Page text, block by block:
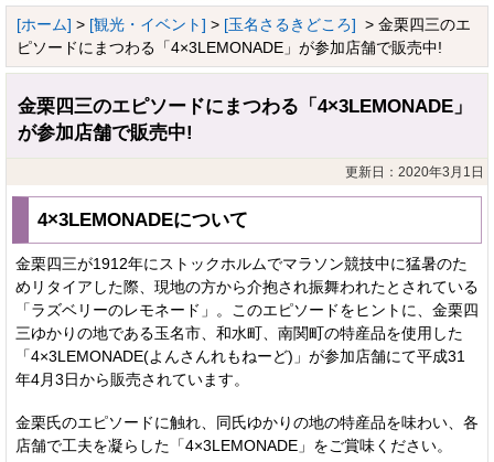
[ホーム] > [観光・イベント] > [玉名さるきどころ] > 金栗四三のエ
ピソードにまつわる「4×3LEMONADE」が参加店舗で販売中!
金栗四三のエピソードにまつわる「4×3LEMONADE」
が参加店舗で販売中!
更新日：2020年3月1日
4×3LEMONADEについて
金栗四三が1912年にストックホルムでマラソン競技中に猛暑のた
めリタイアした際、現地の方から介抱され振舞われたとされている
「ラズベリーのレモネード」。このエピソードをヒントに、金栗四
三ゆかりの地である玉名市、和水町、南関町の特産品を使用した
「4×3LEMONADE(よんさんれもねーど)」が参加店舗にて平成31
年4月3日から販売されています。
金栗氏のエピソードに触れ、同氏ゆかりの地の特産品を味わい、各
店舗で工夫を凝らした「4×3LEMONADE」をご賞味ください。